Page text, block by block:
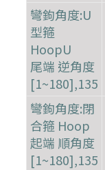
彎鉤角度:U
型箍
HoopU
尾端 逆角度
[1~180],135
彎鉤角度:閉
合箍 Hoop
起端 順角度
[1~180],135